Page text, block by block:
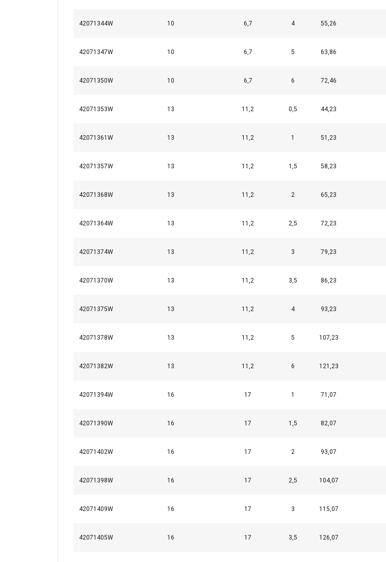
42071344W 10 6,7 4 55,26
42071347W 10 6,7 5 63,86
42071350W 10 6,7 6 72,46
42071353W 13 11,2 0,5 44,23
42071361W 13 11,2 1 51,23
42071357W 13 11,2 1,5 58,23
42071368W 13 11,2 2 65,23
42071364W 13 11,2 2,5 72,23
42071374W 13 11,2 3 79,23
42071370W 13 11,2 3,5 86,23
42071375W 13 11,2 4 93,23
42071378W 13 11,2 5 107,23
42071382W 13 11,2 6 121,23
42071394W 16 17 1 71,07
42071390W 16 17 1,5 82,07
42071402W 16 17 2 93,07
42071398W 16 17 2,5 104,07
42071409W 16 17 3 115,07
42071405W 16 17 3,5 126,07
Standard:
Güteklasse: